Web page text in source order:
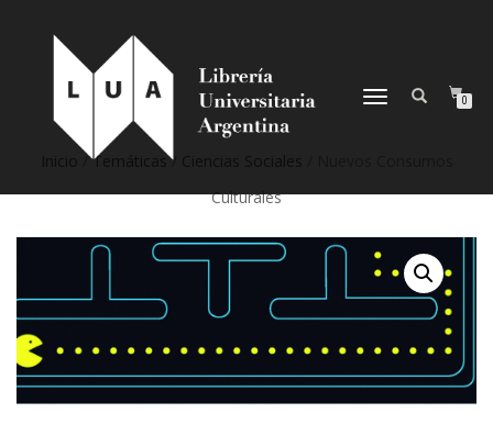
NAVEGACIÓN
0
/Temáticas/
Culturales